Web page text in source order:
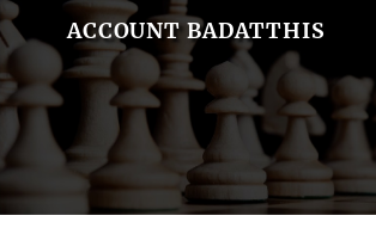
ACCOUNT BADATTHIS